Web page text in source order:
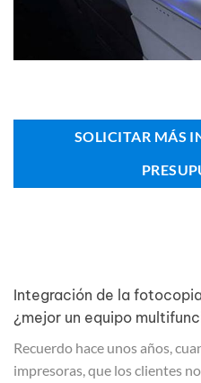
SOLICITAR MÁS
Integración de la
¿mejor un equipo
Recuerdo hace unos años,
impresoras, que los clientes